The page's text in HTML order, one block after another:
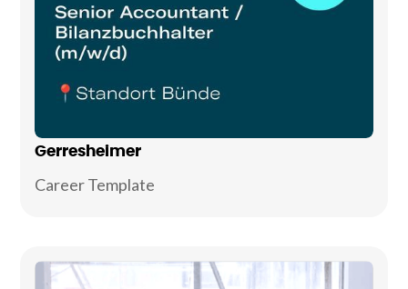
Gerresheimer
Career Template